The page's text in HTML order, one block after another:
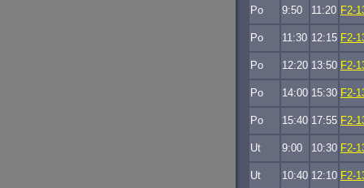
Po 9:50 11:20 F2-
Po 11:30 12:15 F2-
Po 12:20 13:50 F2-
Po 14:00 15:30 F2-
Po 15:40 17:55 F2-
Ut 9:00 10:30 F2-
Ut 10:40 12:10 F2-